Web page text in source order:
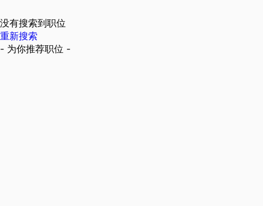
没有搜索到职位
重新搜索
- 为你推荐职位 -